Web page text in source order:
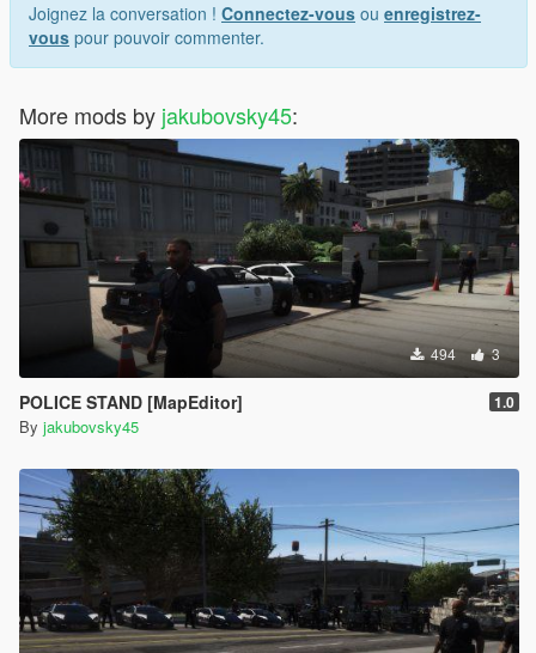
Joignez la conversation ! Connectez-vous ou enregistrez-
vous pour pouvoir commenter.
More mods by jakubovsky45:
494 3
POLICE STAND [MapEditor] 1.0
By jakubovsky45